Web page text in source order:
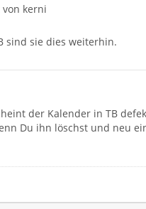
kerni
sind sie dies weiterhin.
der Kalender in TB
Du ihn löschst und neu